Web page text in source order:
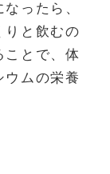
ったら、
りと飲むの
ことで、体
ウムの栄養